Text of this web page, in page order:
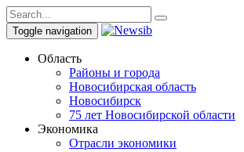
Toggle navigation
Область
Районы и города
Новосибирская область
Новосибирск
75 лет Новосибирской области
Экономика
Отрасли экономики